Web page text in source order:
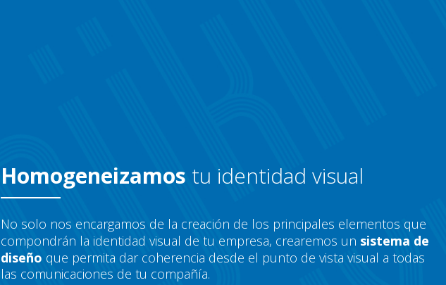
Homogeneizamos tu identidad visual
No solo nos encargamos de la creación de los principales elementos que
compondrán la identidad visual de tu empresa, crearemos un sistema de
diseño que permita dar coherencia desde el punto de vista visual a todas
las comunicaciones de tu compañía.